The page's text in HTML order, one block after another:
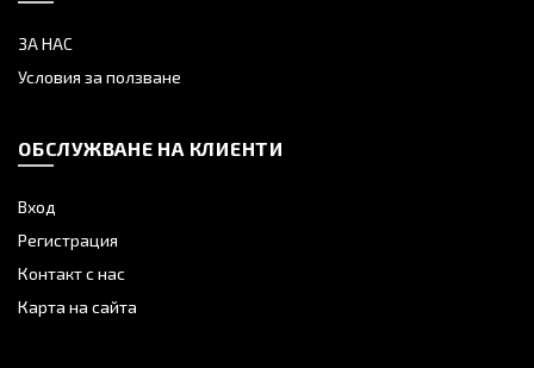
ЗА НАС
Условия за ползване
ОБСЛУЖВАНЕ НА КЛИЕНТИ
Вход
Регистрация
Контакт с нас
Карта на сайта